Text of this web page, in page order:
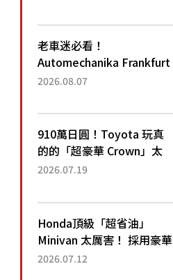
高階「Super Sport」車款
相同的...
老車迷必看！
Automechanika Frankfurt
2026擴大經典車專區 1954
2026.08.07
910萬日圓！Toyota 玩真
的的「超豪華 Crown」太
厲害了！採用由「匠人技
運動化「底盤設定」！還配
備專屬豪華...
2026.07.19
Honda頂級「超省油」
Minivan 太厲害！ 採用豪華
「真皮座椅」與專屬「黑色
2026.07.12